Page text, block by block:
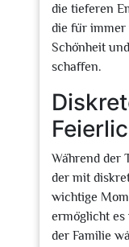
die tieferen
die für immer
Schönheit
schaffen.
Während der
der mit
wichtige
ermöglicht es
der Familie